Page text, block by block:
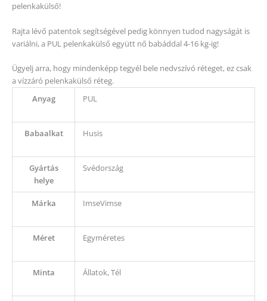
pelenkakülső!
Rajta lévő patentok segítségével pedig könnyen tudod nagyságát is
variálni, a PUL pelenkakülső együtt nő babáddal 4-16 kg-ig!
Ügyelj arra, hogy mindenképp tegyél bele nedvszívó réteget, ez csak
a vízzáró pelenkakülső réteg.
Anyag
PUL
Babaalkat Husis
Gyártás
helye
Svédország
Márka ImseVimse
Méret Egyméretes
Minta Állatok, Tél